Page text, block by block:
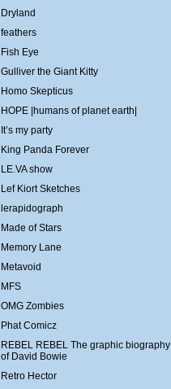
Dryland
feathers
Fish Eye
Gulliver the Giant Kitty
Homo Skepticus
HOPE |humans of planet earth|
It’s my party
King Panda Forever
LE.VA show
Lef Kiort Sketches
lerapidograph
Made of Stars
Memory Lane
Metavoid
MFS
OMG Zombies
Phat Comicz
REBEL REBEL The graphic biography
of David Bowie
Retro Hector